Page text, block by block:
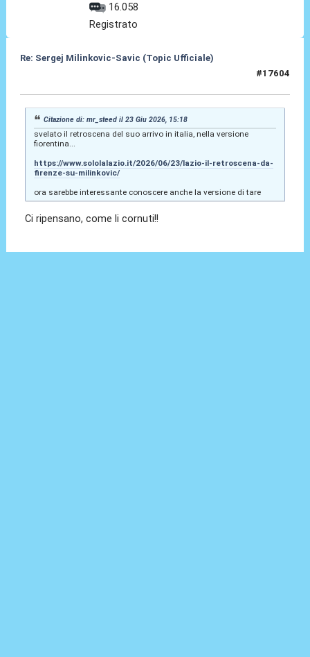
16.058
Registrato
Re: Sergej Milinkovic-Savic (Topic Ufficiale)
#17604
Citazione di: mr_steed il 23 Giu 2026, 15:18
svelato il retroscena del suo arrivo in italia, nella versione
fiorentina...
https://www.sololalazio.it/2026/06/23/lazio-il-retroscena-da-
firenze-su-milinkovic/
ora sarebbe interessante conoscere anche la versione di tare
Ci ripensano, come li cornuti!!